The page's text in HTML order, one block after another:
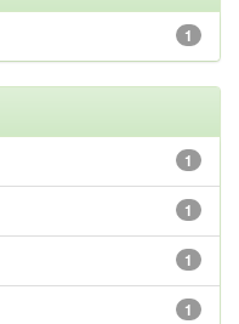
1
1
1
1
1